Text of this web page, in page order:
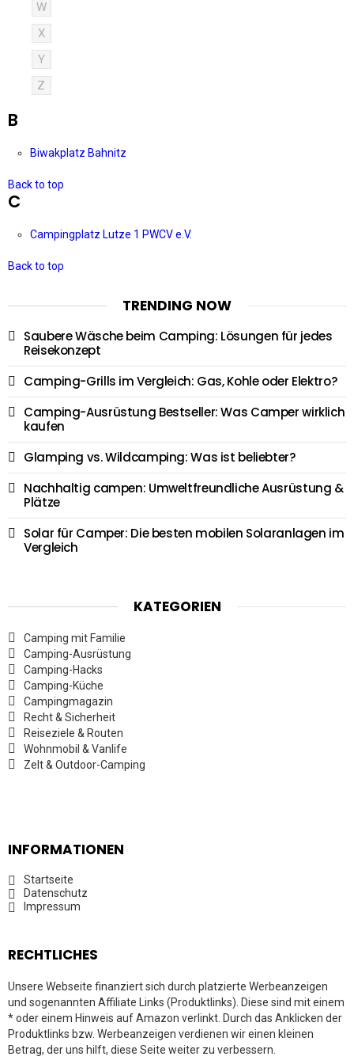
W
X
Y
Z
B
Biwakplatz Bahnitz
Back to top
C
Campingplatz Lutze 1 PWCV e.V.
Back to top
TRENDING NOW
Saubere Wäsche beim Camping: Lösungen für jedes
Reisekonzept
Camping-Grills im Vergleich: Gas, Kohle oder Elektro?
Camping-Ausrüstung Bestseller: Was Camper wirklich
kaufen
Glamping vs. Wildcamping: Was ist beliebter?
Nachhaltig campen: Umweltfreundliche Ausrüstung &
Plätze
Solar für Camper: Die besten mobilen Solaranlagen im
Vergleich
KATEGORIEN
Camping mit Familie
Camping-Ausrüstung
Camping-Hacks
Camping-Küche
Campingmagazin
Recht & Sicherheit
Reiseziele & Routen
Wohnmobil & Vanlife
Zelt & Outdoor-Camping
INFORMATIONEN
Startseite
Datenschutz
Impressum
RECHTLICHES
Unsere Webseite finanziert sich durch platzierte Werbeanzeigen
und sogenannten Affiliate Links (Produktlinks). Diese sind mit einem
* oder einem Hinweis auf Amazon verlinkt. Durch das Anklicken der
Produktlinks bzw. Werbeanzeigen verdienen wir einen kleinen
Betrag, der uns hilft, diese Seite weiter zu verbessern.